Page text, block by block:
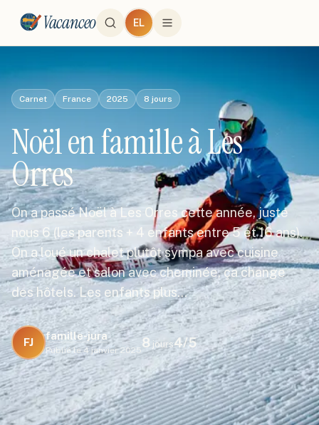
Vacanceo EL
Carnet France 2025 8 jours
Noël en famille à Les
Orres
On a passé Noël à Les Orres cette année, juste
nous 6 (les parents + 4 enfants entre 5 et 16 ans).
On a loué un chalet plutôt sympa avec cuisine
aménagée et salon avec cheminée, ça change
des hôtels. Les enfants plus…
FJ
famille-jura
Publié le 4 janvier 2025
8 jours4/5